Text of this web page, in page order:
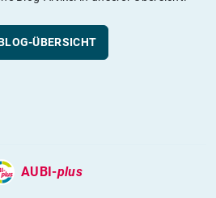
ÜBERSICHT
AUBI-plus